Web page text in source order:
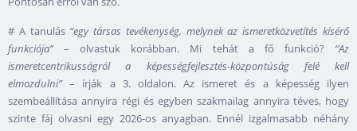
# A tanulás “egy társas tevékenység, melynek az ismeretközvetítés kísérő
funkciója”– olvastuk korábban. Mi tehát a fő funkció? “Az
ismeretcentrikusságról a képességfejlesztés-központúság felé kell
elmozdulni”– írják a 3. oldalon. Az ismeret és a képesség ilyen
szembeállítása annyira régi és egyben szakmailag annyira téves, hogy
szinte fáj olvasni egy 2026-os anyagban. Ennél izgalmasabb néhány